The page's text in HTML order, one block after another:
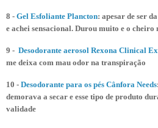
8 - Gel Esfoliante Plancton: apesar de ser
e achei sensacional. Durou muito e o cheiro
9 - Desodorante aerosol Rexona Clinical
me deixa com mau odor na transpiração
10 - Desodorante para os pés Cânfora Needs
demorava a secar e esse tipo de produto
validade